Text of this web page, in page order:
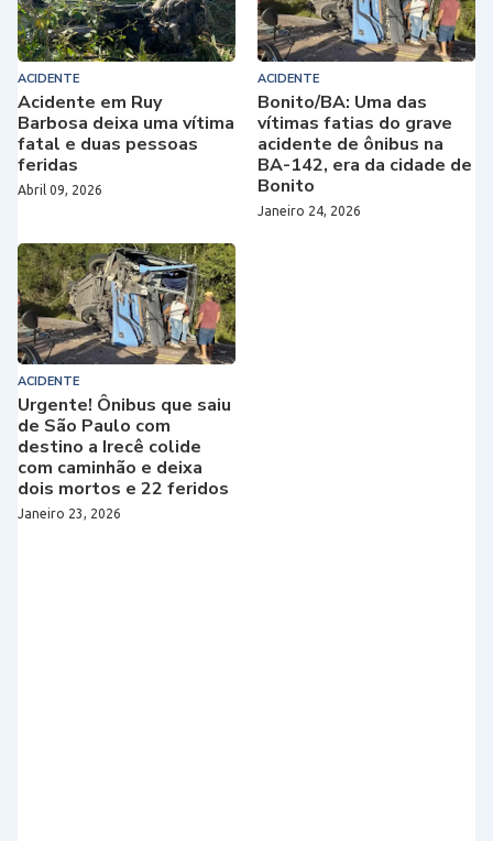
ACIDENTE
Acidente em Ruy
Barbosa deixa uma vítima
fatal e duas pessoas
feridas
Abril 09, 2026
ACIDENTE
Bonito/BA: Uma das
vítimas fatias do grave
acidente de ônibus na
BA-142, era da cidade de
Bonito
Janeiro 24, 2026
ACIDENTE
Urgente! Ônibus que saiu
de São Paulo com
destino a Irecê colide
com caminhão e deixa
dois mortos e 22 feridos
Janeiro 23, 2026